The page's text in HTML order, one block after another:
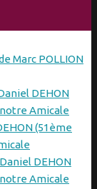
Marc POLLION
DEHON
Amicale
(51ème
DEHON
Amicale